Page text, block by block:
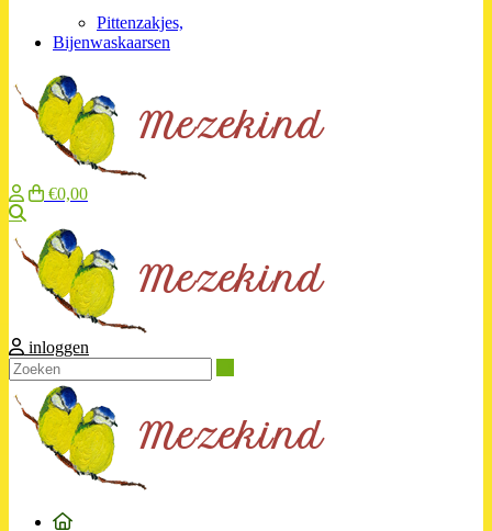
Pittenzakjes,
Bijenwaskaarsen
€0,00
inloggen